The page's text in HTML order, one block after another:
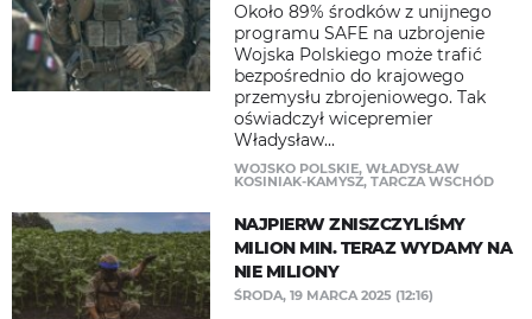
Około 89% środków z unijnego
programu SAFE na uzbrojenie
Wojska Polskiego może trafić
bezpośrednio do krajowego
przemysłu zbrojeniowego. Tak
oświadczył wicepremier
Władysław...
WOJSKO POLSKIE, WŁADYSŁAW
KOSINIAK-KAMYSZ, TARCZA WSCHÓD
NAJPIERW ZNISZCZYLIŚMY
MILION MIN. TERAZ WYDAMY NA
NIE MILIONY
ŚRODA, 19 MARCA 2025 (12:16)